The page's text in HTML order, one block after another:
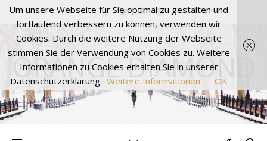
ORANGE DIAMOND
Um unsere Webseite für Sie optimal zu gestalten und
fortlaufend verbessern zu können, verwenden wir
Cookies. Durch die weitere Nutzung der Webseite
stimmen Sie der Verwendung von Cookies zu. Weitere
Informationen zu Cookies erhalten Sie in unserer
Datenschutzerklärung. Weitere Informationen OK